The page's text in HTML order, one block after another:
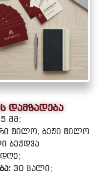
დამზადება
მმ;
ტილო, ბეჟი ტილო
ბეჭდვა
30 ცალი;